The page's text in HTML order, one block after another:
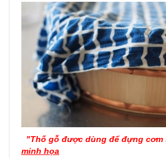
"Thố gỗ được dùng để đựng cơm
minh họa